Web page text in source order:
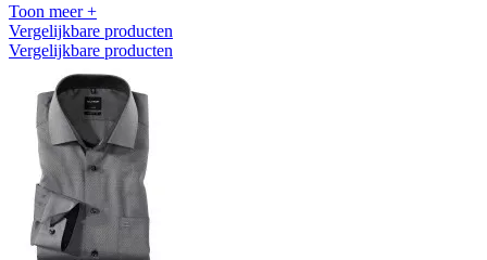
Toon meer +
Vergelijkbare producten
Vergelijkbare producten